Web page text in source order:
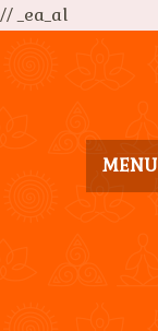
// _ea_al
MENU